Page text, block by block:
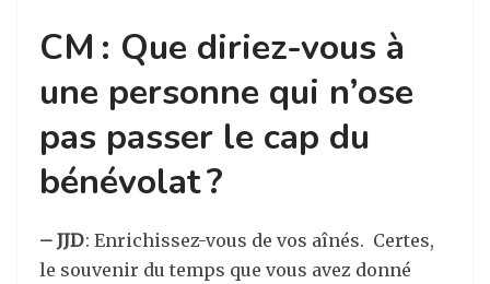
CM : Que diriez-vous à
une personne qui n’ose
pas passer le cap du
bénévolat ?
– JJD: Enrichissez-vous de vos aînés. Certes,
le souvenir du temps que vous avez donné